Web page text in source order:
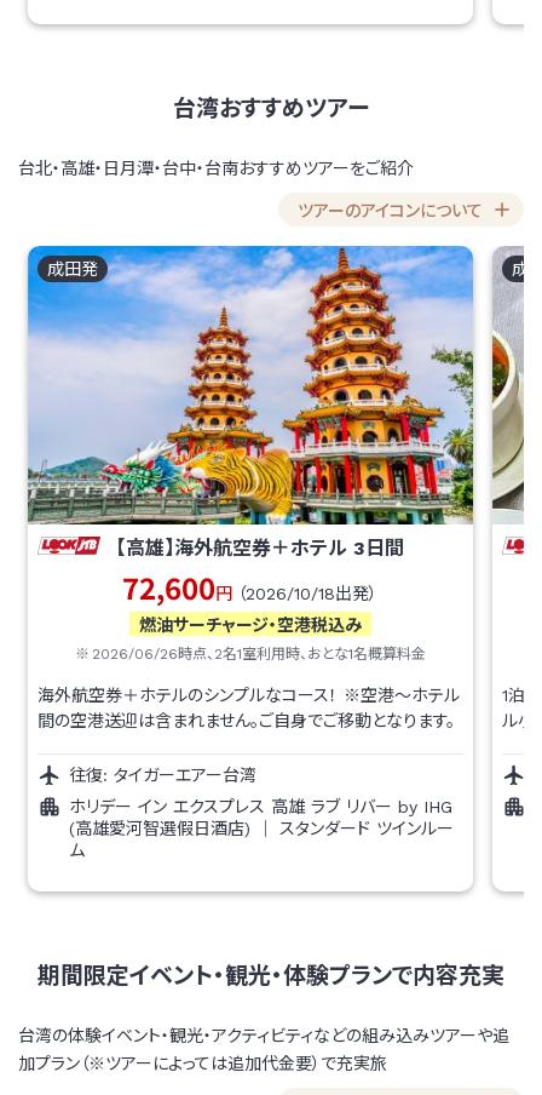
台湾おすすめツアー
台北・高雄・日月潭・台中・台南おすすめツアーをご紹介
ツアーのアイコンについて
【高雄】海外航空券＋ホテル 3 日間
成田発
72,600円 （2026/10/18出発）
燃油サーチャージ・空港税込み
2026/06/26時点、 2名1室利用時、おとな1名概算料金
海外航空券＋ホテルのシンプルなコース！ ※空港～ホテル
間の空港送迎は含まれません。ご自身でご移動となります。
往復: タイガーエアー台湾
ホリデー イン エクスプレス 高雄 ラブ リバー by IHG
(高雄愛河智選假日酒店)
スタンダード ツインルー
ム
成
1泊2
ル小
期間限定イベント・観光・体験プランで内容充実
台湾の体験イベント・観光・アクティビティなどの組み込みツアーや追
加プラン（※ツアーによっては追加代金要）で充実旅